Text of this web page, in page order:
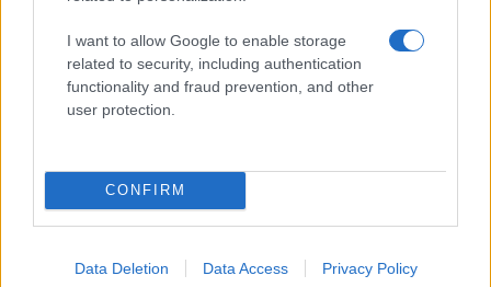
I want to allow Google to enable storage
related to security, including authentication
functionality and fraud prevention, and other
user protection.
CONFIRM
Data Deletion Data Access Privacy Policy
nel tuo giardino
Beatrice Bonaventura · 6 Ago 2026
BENESSERE